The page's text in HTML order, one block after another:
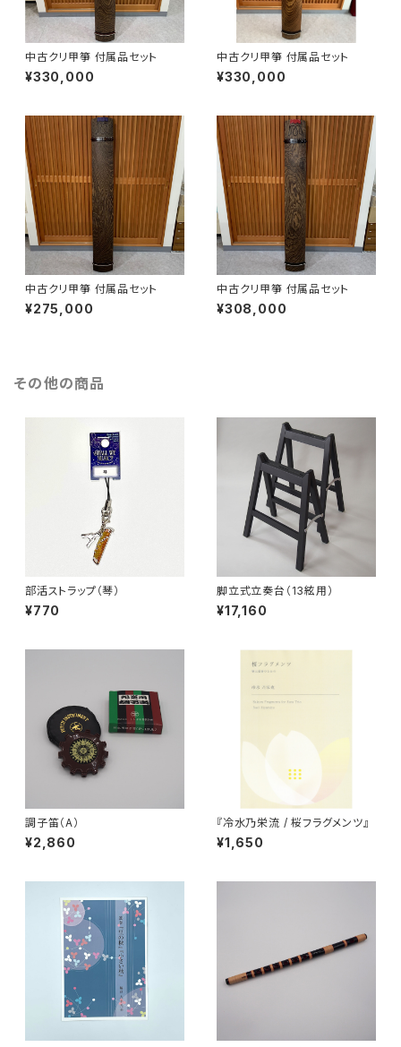
中古クリ甲箏 付属品セット
¥330,000
中古クリ甲箏 付属品セット
¥330,000
中古クリ甲箏 付属品セット
¥275,000
中古クリ甲箏 付属品セット
¥308,000
その他の商品
部活ストラップ（琴）
¥770
脚立式立奏台（13絃用）
¥17,160
調子笛（A）
¥2,860
『冷水乃栄流 / 桜フラグメンツ』
¥1,650